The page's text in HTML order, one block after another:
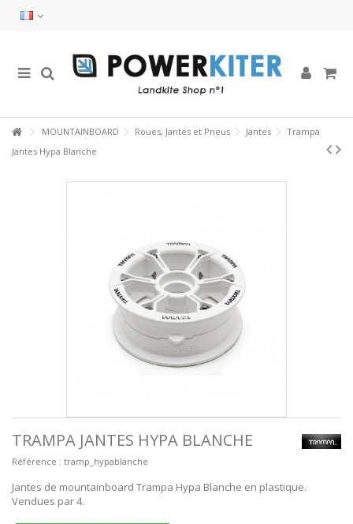
MOUNTAINBOARD Roues, Jantes et Pneus Jantes
Trampa
Jantes Hypa Blanche
TRAMPA JANTES HYPA BLANCHE
Référence : tramp_hypablanche
Jantes de mountainboard Trampa Hypa Blanche en plastique.
Vendues par 4.